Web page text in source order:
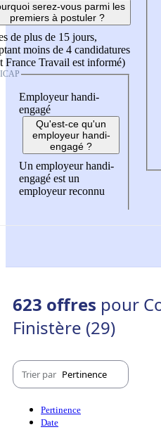
serez-vous parmi les
premiers à postuler ?
de plus de 15 jours,
moins de 4 candidatures
France Travail est informé)
Employeur handi-
engagé
Qu'est-ce qu'un
employeur handi-
engagé ?
Un employeur handi-
engagé est un
employeur reconnu
623 offres pour
Finistère (29)
Trier par Pertinence
Pertinence
Date